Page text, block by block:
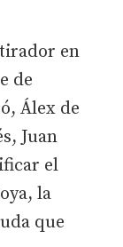
en
de
Álex de
Juan
el
la
que